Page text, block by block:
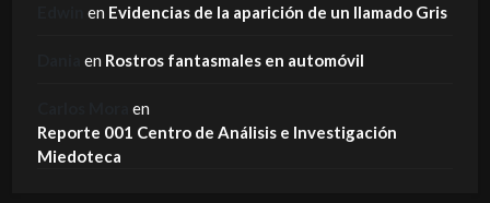
en Evidencias de la aparición de un llamado Gris
en Rostros fantasmales en automóvil
en
Reporte 001 Centro de Análisis e Investigación
Miedoteca